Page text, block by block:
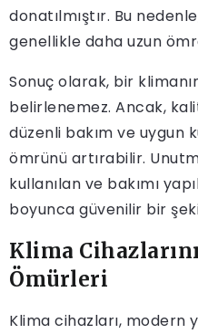
donatılmıştır. Bu
genellikle daha uzun
Sonuç olarak, bir
belirlenemez. Ancak,
düzenli bakım ve uygun
ömrünü artırabilir.
kullanılan ve bakımı
boyunca güvenilir bir
Klima
Ömürleri
Klima cihazları, modern